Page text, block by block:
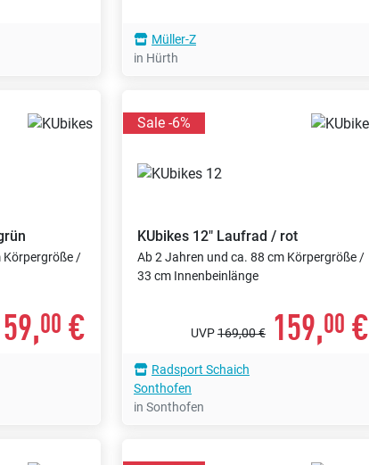
Müller-Z
in Hürth
Körpergröße /
00 €
Sale -6%
KUbikes 12" Laufrad / rot
Ab 2 Jahren und ca. 88 cm Körpergröße /
33 cm Innenbeinlänge
UVP169,00 € 159,00 €
Radsport Schaich
Sonthofen
in Sonthofen